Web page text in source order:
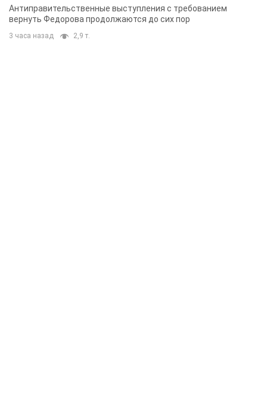
Антиправительственные выступления с требованием
вернуть Федорова продолжаются до сих пор
3 часа назад 2,9 т.